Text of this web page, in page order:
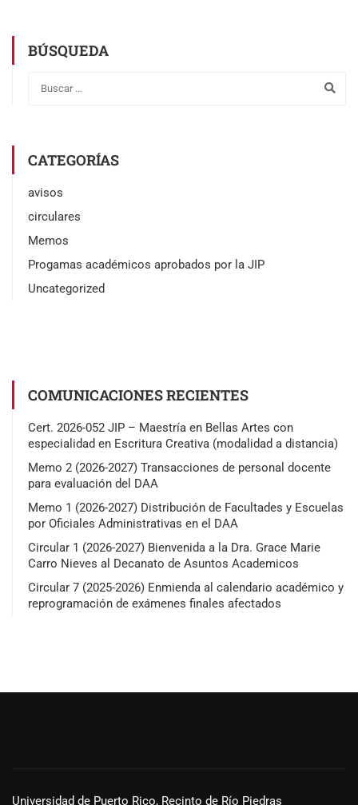
BÚSQUEDA
CATEGORÍAS
avisos
circulares
Memos
Progamas académicos aprobados por la JIP
Uncategorized
COMUNICACIONES RECIENTES
Cert. 2026-052 JIP – Maestría en Bellas Artes con
especialidad en Escritura Creativa (modalidad a distancia)
Memo 2 (2026-2027) Transacciones de personal docente
para evaluación del DAA
Memo 1 (2026-2027) Distribución de Facultades y Escuelas
por Oficiales Administrativas en el DAA
Circular 1 (2026-2027) Bienvenida a la Dra. Grace Marie
Carro Nieves al Decanato de Asuntos Academicos
Circular 7 (2025-2026) Enmienda al calendario académico y
reprogramación de exámenes finales afectados
Universidad de Puerto Rico, Recinto de Río Piedras